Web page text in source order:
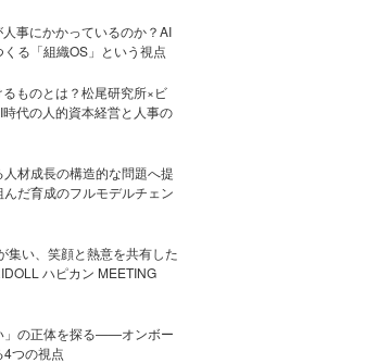
事にかかっているのか？AI
る「組織OS」という視点
ものとは？松尾研究所×ビ
代の人的資本経営と人事の
材成長の構造的な問題へ提
だ育成のフルモデルチェン
集い、笑顔と熱意を共有した
ハピカン MEETING
」の正体を探る——オンボー
つの視点